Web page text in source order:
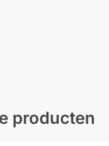
producten